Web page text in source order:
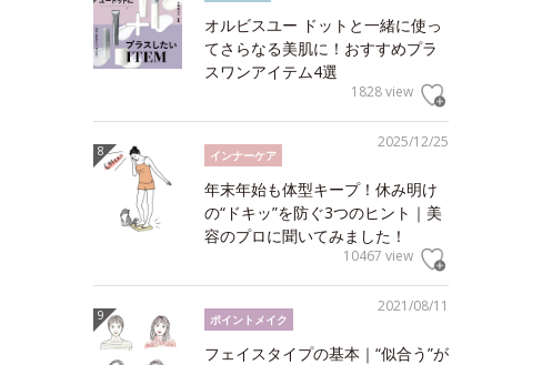
オルビスユー ドットと一緒に使っ
てさらなる美肌に！おすすめプラ
スワンアイテム4選
1828 view
2025/12/25
インナーケア
年末年始も体型キープ！休み明け
の“ドキッ”を防ぐ3つのヒント｜美
容のプロに聞いてみました！
10467 view
2021/08/11
ポイントメイク
フェイスタイプの基本｜“似合う”が